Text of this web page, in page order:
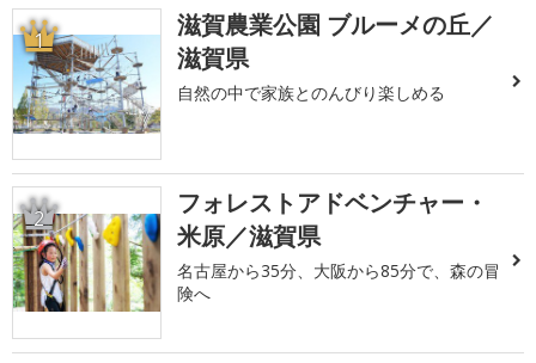
1
滋賀農業公園 ブルーメの丘／
滋賀県
自然の中で家族とのんびり楽しめる
2
フォレストアドベンチャー・
米原／滋賀県
名古屋から35分、大阪から85分で、森の冒
険へ